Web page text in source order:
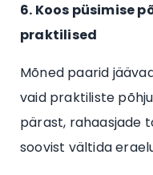
6. Koos püsimise
praktilised
Mõned paarid
vaid praktiliste
pärast, rahaasjade
soovist vältida